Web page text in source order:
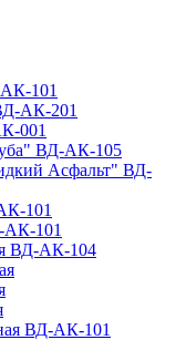
101
АК-201
001
ВД-АК-105
Асфальт" ВД-
101
АК-101
ВД-АК-104
ВД-АК-101